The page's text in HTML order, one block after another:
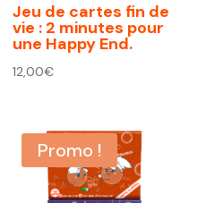
Jeu de cartes fin de
vie : 2 minutes pour
une Happy End.
12,00€
Promo !